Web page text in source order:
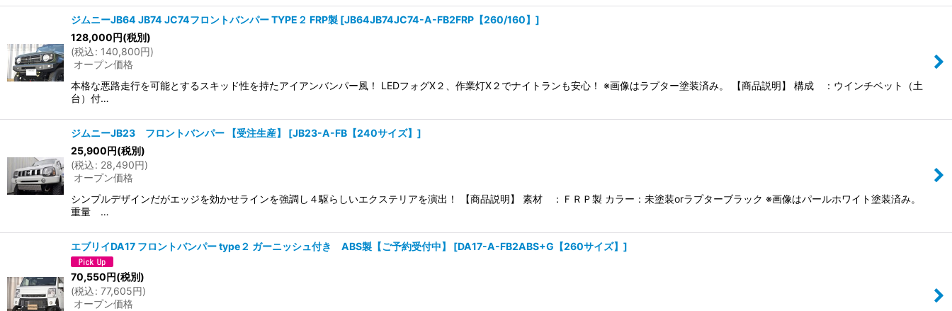
ジムニーJB64 JB74 JC74フロントバンパー TYPE２ FRP製 [JB64JB74JC74-A-FB2FRP【260/160】 ]
128,000円(税別)
(税込: 140,800円)
オープン価格
本格な悪路走行を可能とするスキッド性を持たアイアンバンパー風！ LEDフォグX２、作業灯X２でナイトランも安心！ ※画像はラプター塗装済み。 【商品説明】 構成 ：ウインチベット（土
台）付…
ジムニーJB23 フロントバンパー 【受注生産】 [JB23-A-FB【240サイズ】 ]
25,900円(税別)
(税込: 28,490円)
オープン価格
シンプルデザインだがエッジを効かせラインを強調し４駆らしいエクステリアを演出！ 【商品説明】 素材 ：ＦＲＰ製 カラー：未塗装orラプターブラック ※画像はパールホワイト塗装済み。
重量 …
エブリイDA17 フロントバンパー type２ ガーニッシュ付き ABS製【ご予約受付中】 [DA17-A-FB2ABS+G【260サイズ】 ]
70,550円(税別)
(税込: 77,605円)
オープン価格